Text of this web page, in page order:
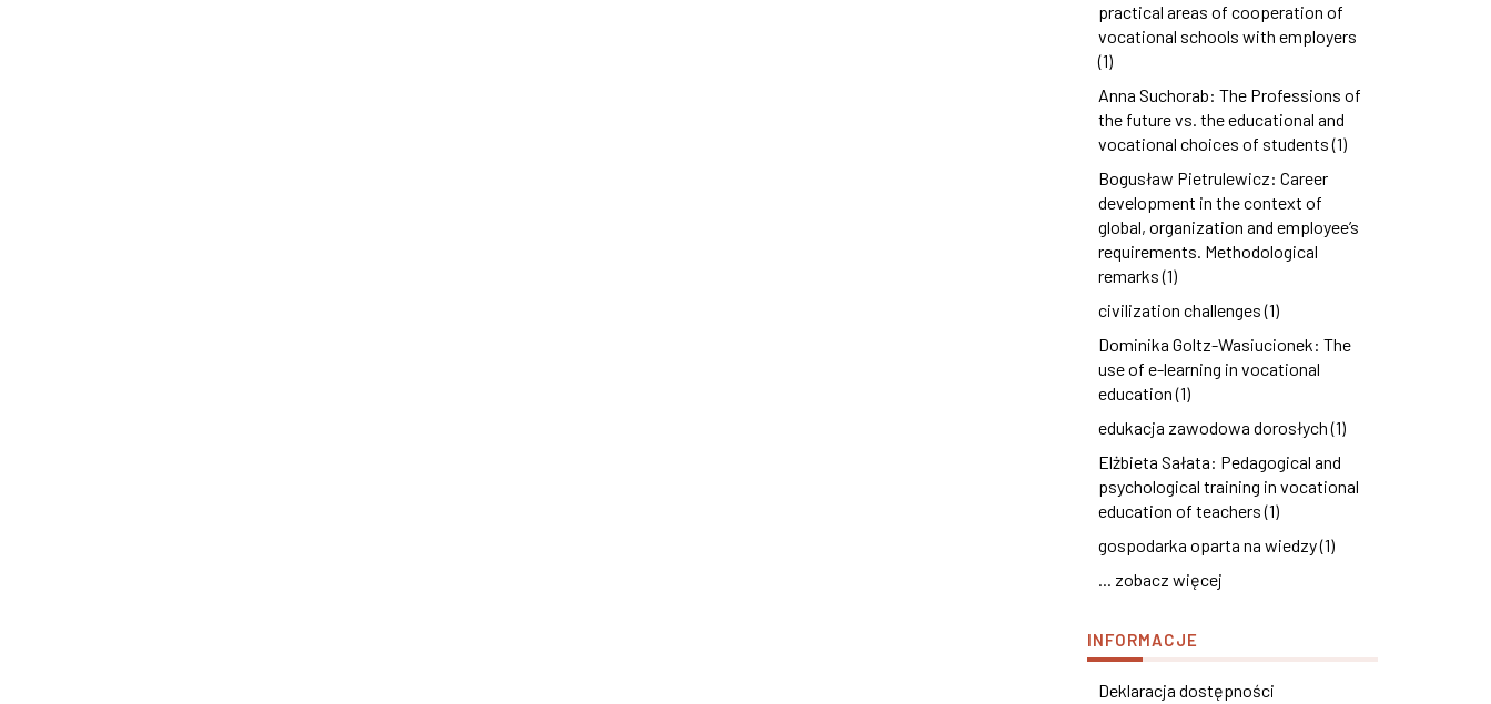
practical areas of cooperation of
vocational schools with employers
(1)
Anna Suchorab: The Professions of
the future vs. the educational and
vocational choices of students (1)
Bogusław Pietrulewicz: Career
development in the context of
global, organization and employee’s
requirements. Methodological
remarks (1)
civilization challenges (1)
Dominika Goltz-Wasiucionek: The
use of e-learning in vocational
education (1)
edukacja zawodowa dorosłych (1)
Elżbieta Sałata: Pedagogical and
psychological training in vocational
education of teachers (1)
gospodarka oparta na wiedzy (1)
... zobacz więcej
INFORMACJE
Deklaracja dostępności